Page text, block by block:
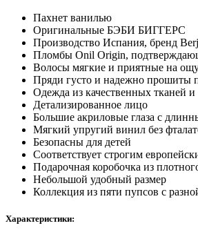
Пахнет ванилью
Оригинальные БЭБИ БИГГЕРС
Производство Испания, бренд
Пломбы Onil Origin,
Волосы мягкие и приятные на
Пряди густо и надежно прошиты
Одежда из качественных тканей
Детализированное лицо
Большие акриловые глаза с
Мягкий упругий винил без
Безопасны для детей
Соответствует строгим
Подарочная коробочка из
Небольшой удобный размер
Коллекция из пяти пупсов с
Характеристики: